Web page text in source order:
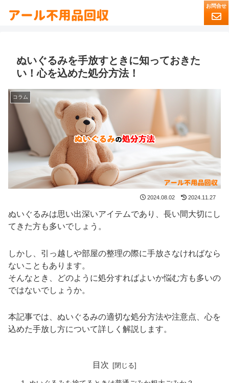
ぬいぐるみを手放すときに知っておきた
い！心を込めた処分方法！
コラム
2024.08.02 2024.11.27
ぬいぐるみは思い出深いアイテムであり、長い間大切にし
てきた方も多いでしょう。
しかし、引っ越しや部屋の整理の際に手放さなければなら
ないこともあります。
そんなとき、どのように処分すればよいか悩む方も多いの
ではないでしょうか。
本記事では、ぬいぐるみの適切な処分方法や注意点、心を
込めた手放し方について詳しく解説します。
目次